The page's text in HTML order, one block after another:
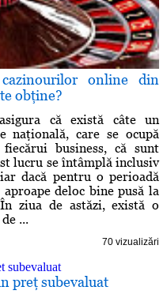
online din
obţine?
că există câte un
naţională, care se ocupă
business, că sunt
lucru se întâmplă inclusiv
dacă pentru o perioadă
deloc bine pusă la
ziua de astăzi, există o
...
70 vizualizări
preţ subevaluat